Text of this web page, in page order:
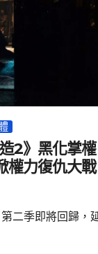
2》黑化掌
力復仇大戰
二季即將回歸，